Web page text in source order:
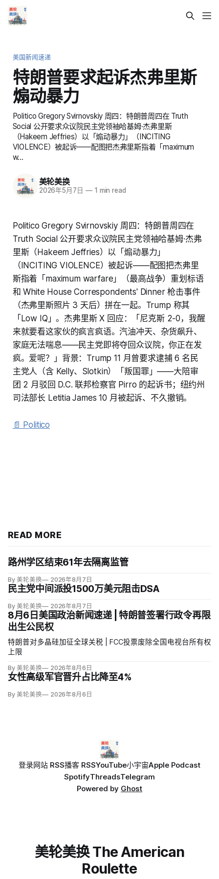
美国新闻速递
特朗普要求起诉杰弗里斯
煽动暴力
Politico Gregory Svirnovskiy 周四：特朗普周四在 Truth
Social 公开要求众议院民主党领袖哈基姆·杰弗里斯
（Hakeem Jeffries）以「煽动暴力」（INCITING
VIOLENCE）被起诉——配图把杰弗里斯指着「maximum
w…
美轮美换
2026年5月7日 —1 min read
Politico Gregory Svirnovskiy 周四：特朗普周四在
Truth Social 公开要求众议院民主党领袖哈基姆·杰弗
里斯（Hakeem Jeffries）以「煽动暴力」
（INCITING VIOLENCE）被起诉——配图把杰弗里
斯指着「maximum warfare」（最高战争）重划标语
和 White House Correspondents' Dinner 枪击事件
（杰弗里斯照片 3 天后）拼在一起。Trump 称其
「Low IQ」。杰弗里斯 X 回应：「尼克斯 2-0，我醒
来就要看这家伙的疯言疯语。汽油冲天、杂货飙升、
家庭无法喘息——民主党即将夺回众议院，你正在发
疯。爱呢？」背景：Trump 11 月曾要求逮捕 6 名民
主党人（含 Kelly、Slotkin）「叛国罪」——大陪审
团 2 月驳回 D.C. 联邦检察官 Pirro 的起诉书；纽约州
司法部长 Letitia James 10 月被起诉、不久撤销。
📄 Politico
READ MORE
路州学区结束61年去隔离监管
By 美轮美换 2026年8月7日
民主党中间派投1500万美元阻击DSA
By 美轮美换 2026年8月7日
8月6日美国政治新闻速递 | 特朗普签署行政令再限
出生公民权
特朗普对多晶硅加征全球关税 | FCC投票废除全国电视台所有权
上限
By 美轮美换 2026年8月6日
女性高级军官晋升占比降至4%
By 美轮美换 2026年8月6日
登录网站 RSS播客 RSSYouTube小宇宙Apple Podcast
SpotifyThreadsTelegram
Powered by Ghost
美轮美换 The American
Roulette